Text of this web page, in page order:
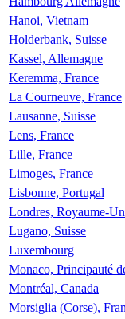
Hanoi, Vietnam
Holderbank, Suisse
Kassel, Allemagne
Keremma, France
La Courneuve, France
Lausanne, Suisse
Lens, France
Lille, France
Limoges, France
Lisbonne, Portugal
Londres, Royaume-
Lugano, Suisse
Luxembourg
Monaco, Principauté
Montréal, Canada
Morsiglia (Corse),